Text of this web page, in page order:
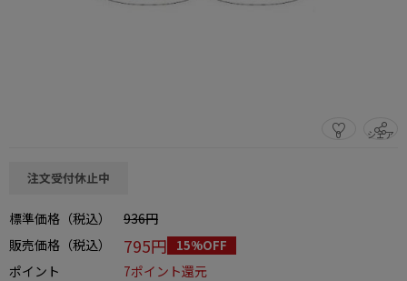
0 シェア
この商品をシェアする
注文受付休止中
標準価格（税込）
936円
販売価格（税込）
795円 15%OFF
ポイント
7ポイント還元